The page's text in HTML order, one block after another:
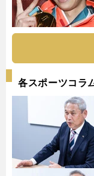
各スポーツコラ